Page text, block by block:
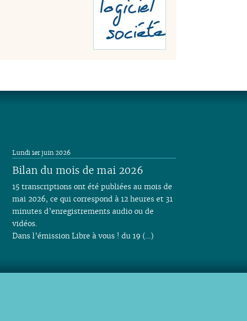
Bilan du mois de mai 2026
Lundi 1er juin 2026
15 transcriptions ont été publiées au mois de
mai 2026, ce qui correspond à 12 heures et 31
minutes d’enregistrements audio ou de
vidéos.
Dans l’émission Libre à vous ! du 19 (…)